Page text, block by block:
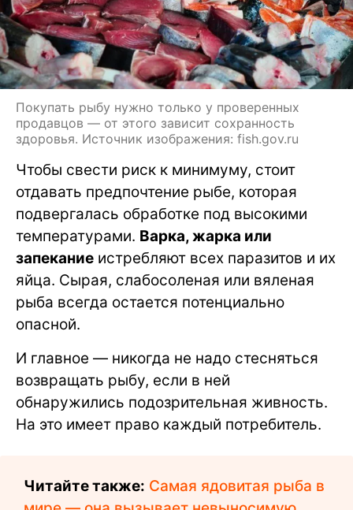
Покупать рыбу нужно только у проверенных
продавцов — от этого зависит сохранность
здоровья. Источник изображения: fish.gov.ru
Чтобы свести риск к минимуму, стоит
отдавать предпочтение рыбе, которая
подвергалась обработке под высокими
температурами. Варка, жарка или
запекание истребляют всех паразитов и их
яйца. Сырая, слабосоленая или вяленая
рыба всегда остается потенциально
опасной.
И главное — никогда не надо стесняться
возвращать рыбу, если в ней
обнаружились подозрительная живность.
На это имеет право каждый потребитель.
Читайте также: Самая ядовитая рыба в